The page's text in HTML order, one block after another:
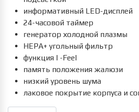
информативный LED-дисплей
24-часовой таймер
генератор холодной плазмы
HEPA+ угольный фильтр
функция I -Feel
память положения жалюзи
низкий уровень шума
лаковое покрытие корпуса и